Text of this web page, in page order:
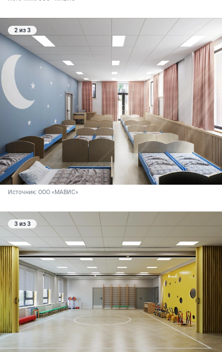
2 из 3
Источник: ООО «МАВИС»
3 из 3